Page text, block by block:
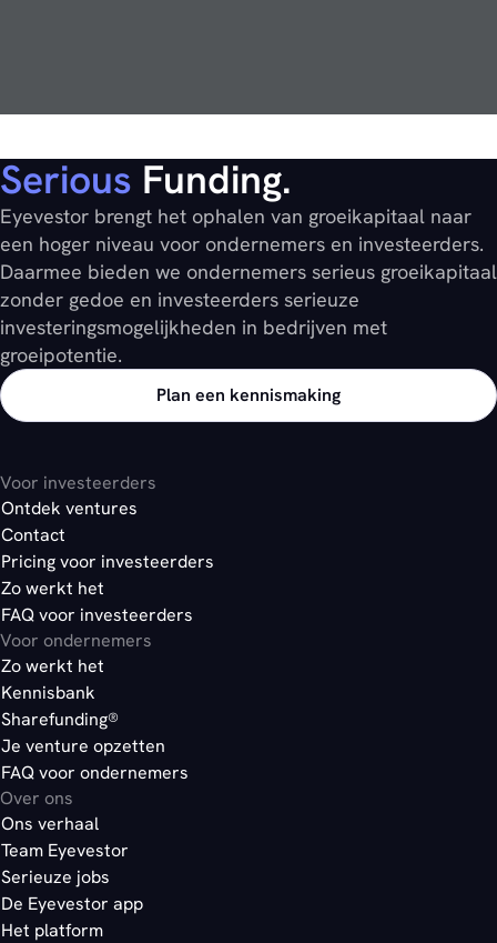
Serious Funding.
Eyevestor brengt het ophalen van groeikapitaal naar
een hoger niveau voor ondernemers en investeerders.
Daarmee bieden we ondernemers serieus groeikapitaal
zonder gedoe en investeerders serieuze
investeringsmogelijkheden in bedrijven met
groeipotentie.
Plan een kennismaking
Voor investeerders
Ontdek ventures
Contact
Pricing voor investeerders
Zo werkt het
FAQ voor investeerders
Voor ondernemers
Zo werkt het
Kennisbank
Sharefunding®
Je venture opzetten
FAQ voor ondernemers
Over ons
Ons verhaal
Team Eyevestor
Serieuze jobs
De Eyevestor app
Het platform